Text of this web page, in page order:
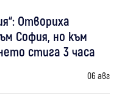
Отвориха
София, но към
стига 3 часа
06 авг